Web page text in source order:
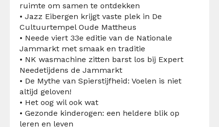
ruimte om samen te ontdekken
• Jazz Eibergen krijgt vaste plek in De
Cultuurtempel Oude Mattheus
• Neede viert 33e editie van de Nationale
Jammarkt met smaak en traditie
• NK wasmachine zitten barst los bij Expert
Needetijdens de Jammarkt
• De Mythe van Spierstijfheid: Voelen is niet
altijd geloven!
• Het oog wil ook wat
• Gezonde kinderogen: een heldere blik op
leren en leven